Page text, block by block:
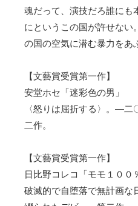
魂だって、演技だろ誰にも
にというこの国が許せな
の国の空気に潜む暴力をあ
【文藝賞受賞第一作】
安堂ホセ「迷彩色の男」
〈怒りは屈折する〉。―
二作。
【文藝賞受賞第一作】
日比野コレコ「モモ１００
破滅的で自堕落で無計画な